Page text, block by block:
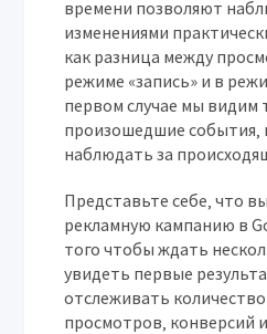
времени позволяют
изменениями
как разница между
режиме «запись» и в
первом случае мы видим
произошедшие
наблюдать за
Представьте себе‚ что
рекламную кампанию в
того чтобы ждать
увидеть первые
отслеживать количество
просмотров‚ конверсий